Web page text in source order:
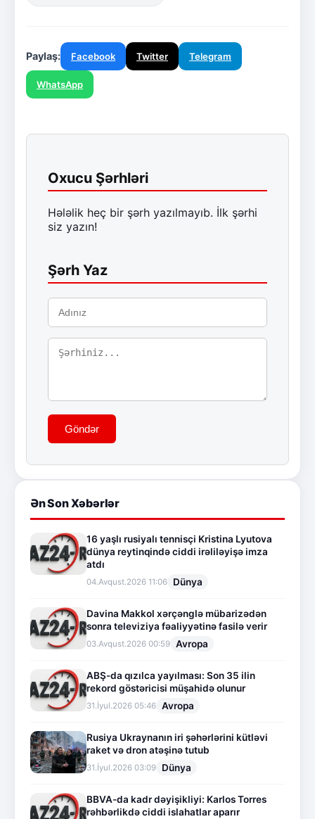
Paylaş: Facebook Twitter Telegram
WhatsApp
Oxucu Şərhləri
Hələlik heç bir şərh yazılmayıb. İlk şərhi
siz yazın!
Şərh Yaz
Göndər
Ən Son Xəbərlər
16 yaşlı rusiyalı tennisçi Kristina Lyutova
dünya reytinqində ciddi irəliləyişə imza
atdı
04.Avqust.2026 11:06 Dünya
Davina Makkol xərçənglə mübarizədən
sonra televiziya fəaliyyətinə fasilə verir
03.Avqust.2026 00:59 Avropa
ABŞ-da qızılca yayılması: Son 35 ilin
rekord göstəricisi müşahidə olunur
31.İyul.2026 05:46 Avropa
Rusiya Ukraynanın iri şəhərlərini kütləvi
raket və dron atəşinə tutub
31.İyul.2026 03:09 Dünya
BBVA-da kadr dəyişikliyi: Karlos Torres
rəhbərlikdə ciddi islahatlar aparır